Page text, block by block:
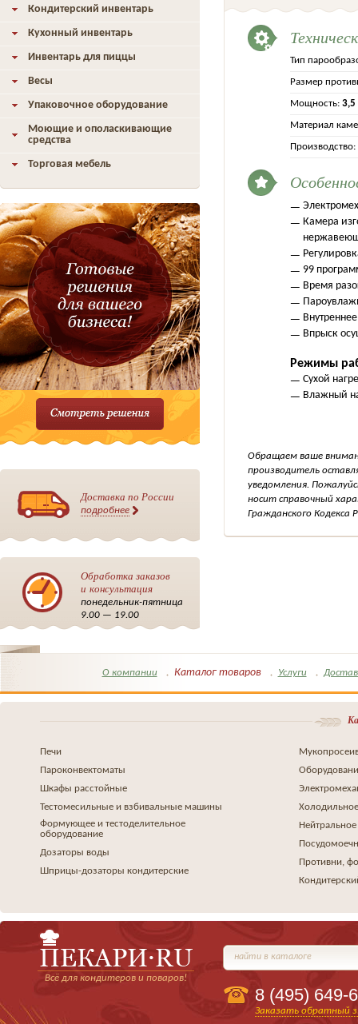
Тип
Размер
Мощность: 3,5
Материал
Производство:
Камера
99
Время
Впрыск
Режимы
Сухой
Влажный
Обращаем ваше
производитель
уведомления.
носит справочный
Гражданского Кодекса
Кондитерский инвентарь
Кухонный инвентарь
Инвентарь для пиццы
Весы
Упаковочное оборудование
Моющие и ополаскивающие
средства
Торговая мебель
Доставка по России
подробнее
Обработка заказов
и консультация
понедельник-пятница
9.00 — 19.00
О компании Каталог товаров Услуги
Печи
Пароконвектоматы
Шкафы расстойные
Тестомесильные и взбивальные машины
Формующее и тестоделительное
оборудование
Дозаторы воды
Шприцы-дозаторы кондитерские
Противни,
Всё для кондитеров и поваров!
найти в каталоге
8 (495) 649-
Заказать обратный